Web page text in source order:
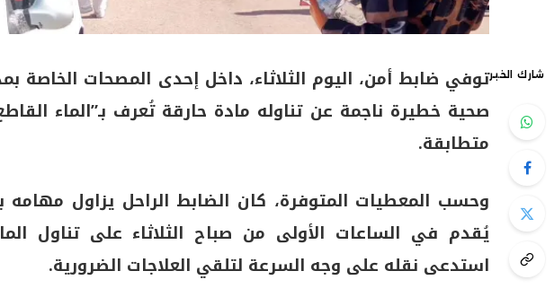
شارك الخبرتوفي ضابط أمن، اليوم الثلاثاء، داخل إحدى المصحات الخاصة
صحية خطيرة ناجمة عن تناوله مادة حارقة تُعرف بـ”الماء
متطابقة.
وحسب المعطيات المتوفرة، كان الضابط الراحل يزاول مهامه
يُقدم في الساعات الأولى من صباح الثلاثاء على تناول
استدعى نقله على وجه السرعة لتلقي العلاجات الضرورية.